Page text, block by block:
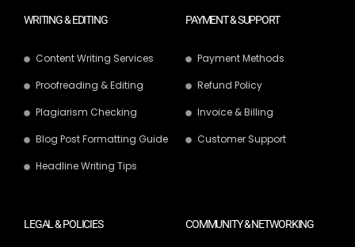
WRITING & EDITING
Content Writing Services
Proofreading & Editing
Plagiarism Checking
Blog Post Formatting Guide
Headline Writing Tips
PAYMENT & SUPPORT
Payment Methods
Refund Policy
Invoice & Billing
Customer Support
LEGAL & POLICIES COMMUNITY & NETWORKING